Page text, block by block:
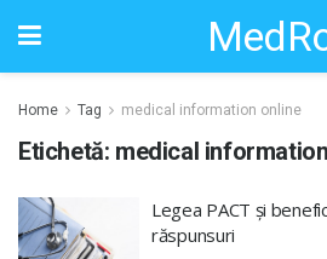
Home Tag medical information online
Etichetă: medical
Legea PACT și
răspunsuri